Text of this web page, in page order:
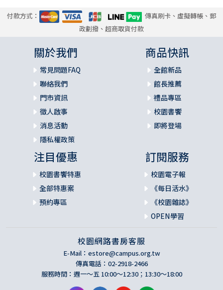
付款方式：
傳真刷卡、虛擬轉帳、郵
政劃撥、超商取貨付款
關於我們
常見問題FAQ
聯絡我們
門市資訊
徵人啟事
消息活動
隱私權政策
商品快訊
全館新品
館長推薦
禮品專區
校園書饗
即將登場
注目優惠
校園書饗特惠
全部特惠案
預約專區
訂閱服務
校園電子報
《每日活水》
《校園雜誌》
OPEN學習
校園網路書房客服
E-Mail： estore@campus.org.tw
傳真電話：02-2918-2466
服務時間：週一～五 10:00～12:30；13:30～18:00